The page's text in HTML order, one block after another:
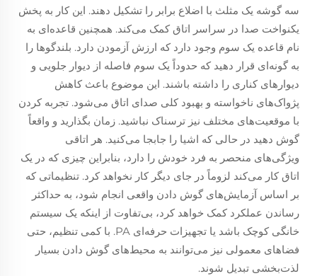
سه گوشه یک مثلث با اضلاع برابر را تشکیل دهند. این کار به پخش
یکنواخت صدا در سراسر اتاق کمک می‌کند. همچنین قاعده‌ای به
نام قاعده یک سوم وجود دارد که ارزش آزمودن دارد. بلندگوها را
به گونه‌ای قرار دهید که حدوداً یک سوم فاصله از دیوار جلویی و
دیوارهای کناری را داشته باشند. این موضوع باعث کاهش
پژواک‌های ناخواسته و بهبود کلی صدای اتاق می‌شود. تجربه کردن
با موقعیت‌های مختلف نیز ترسناک نباشید. زمان بگذارید و واقعاً
گوش دهید در حالی که اشیا را جابجا می‌کنید. هر اتاقی
ویژگی‌های منحصر به فرد خودش را دارد، بنابراین چیزی که در یک
اتاق کار می‌کند لزوماً در جای دیگر کار نخواهد کرد. تنظیماتی که
بر اساس آزمایش‌های گوش دادن واقعی انجام شود، به حداکثر
رساندن عملکرد کمک خواهد کرد، بی‌تفاوت از اینکه یک سیستم
خانگی کوچک باشد یا تجهیزات حرفه‌ای PA. با کمی تنظیم، حتی
فضاهای معمولی نیز می‌توانند به محیط‌های گوش دادن بسیار
لذت‌بخشی تبدیل شوند.